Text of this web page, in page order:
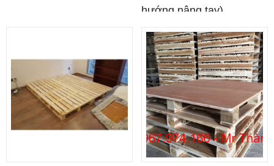
Pallet Hóc Môn có vai trò rất quan trọng trong vận
hướng nâng tay)